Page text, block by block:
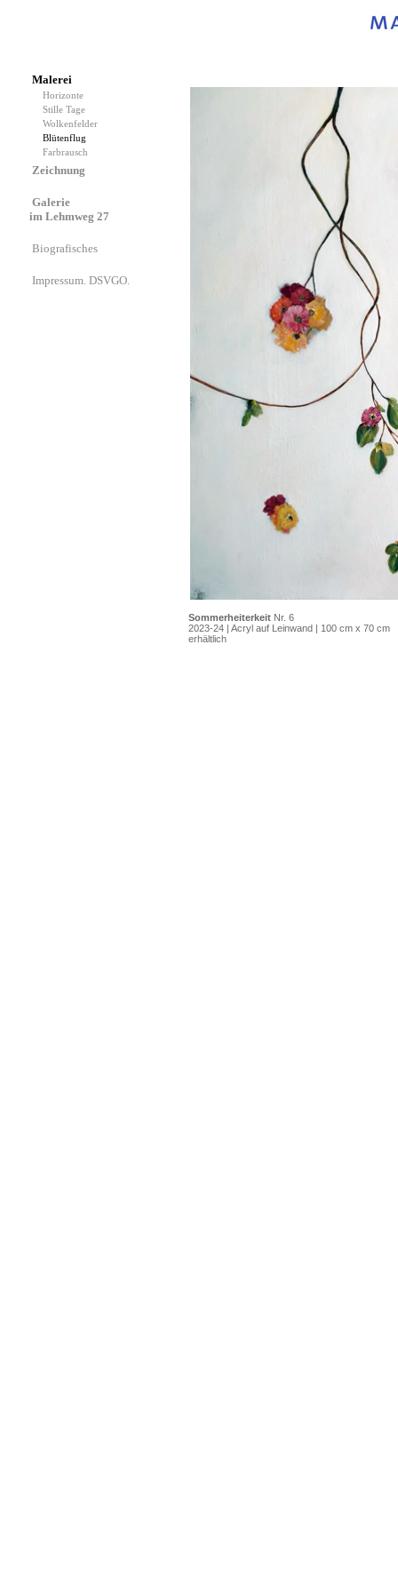
Malerei
Horizonte
Stille Tage
Wolkenfelder
Blütenflug
Farbrausch
Zeichnung
Galerie
im Lehmweg 27
Biografisches
Impressum. DSVGO.
Sommerheiterkeit Nr. 6
2023-24 | Acryl auf Leinwand | 100 cm x 70 cm
erhältlich